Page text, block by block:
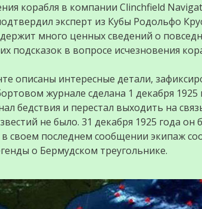
корабля в компании Clinchfield
эксперт из Кубы Родольфо
много ценных сведений о
подсказок в вопросе исчезновения
описаны интересные детали,
журнале сделана 1 декабря
бедствия и перестал выходить на
не было. 31 декабря 1925 года
в своем последнем сообщении экипаж
о Бермудском треугольнике.